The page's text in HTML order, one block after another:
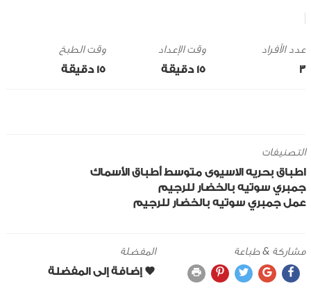
3
وقت الإعداد
15 ‎دقيقة
وقت الطبخ
15 ‎دقيقة
التصنيفات
اطباق بحريه الاسيوى متوسط أطباق الأسماك
جمبري سوتيه بالخضار للرجيم
عمل جمبري سوتيه بالخضار للرجيم
مشاركة & طباعة المفضلة